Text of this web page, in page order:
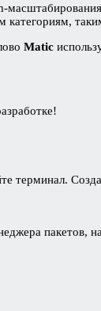
категориям,
Matic
терминал.
пакетов,